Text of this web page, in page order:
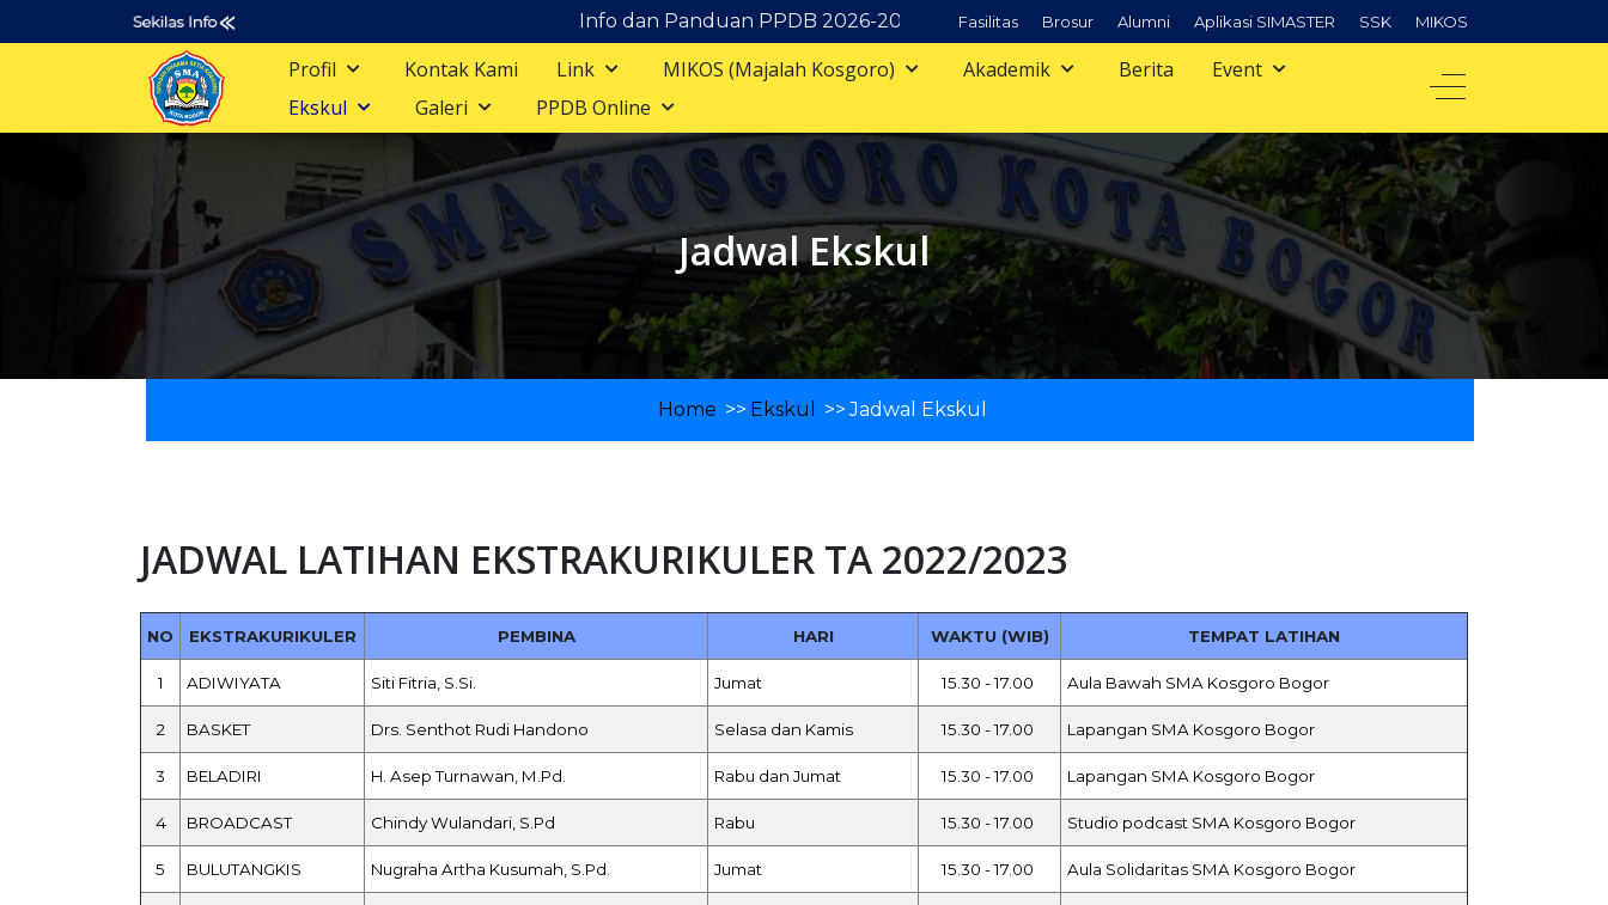
Info dan Panduan PPDB 2026-2027 Fasilitas Brosur Alumni Aplikasi SIMASTER SSK MIKOS
Profil Kontak Kami Link MIKOS (Majalah Kosgoro) Akademik Berita
Event
Ekskul
Galeri PPDB Online
Jadwal Ekskul
Home >> Ekskul >>Jadwal Ekskul
JADWAL LATIHAN EKSTRAKURIKULER TA 2022/2023
NO EKSTRAKURIKULER PEMBINA HARI WAKTU (WIB) TEMPAT LATIHAN
1 ADIWIYATA Siti Fitria, S.Si. Jumat 15.30 - 17.00 Aula Bawah SMA Kosgoro Bogor
2 BASKET Drs. Senthot Rudi Handono Selasa dan Kamis 15.30 - 17.00 Lapangan SMA Kosgoro Bogor
3 BELADIRI H. Asep Turnawan, M.Pd. Rabu dan Jumat 15.30 - 17.00 Lapangan SMA Kosgoro Bogor
4 BROADCAST Chindy Wulandari, S.Pd Rabu 15.30 - 17.00 Studio podcast SMA Kosgoro Bogor
5 BULUTANGKIS Nugraha Artha Kusumah, S.Pd. Jumat 15.30 - 17.00 Aula Solidaritas SMA Kosgoro Bogor